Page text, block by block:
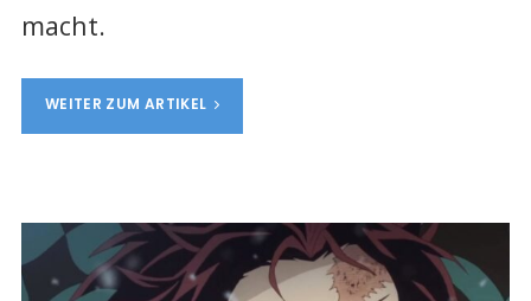
macht.
WEITER ZUM ARTIKEL